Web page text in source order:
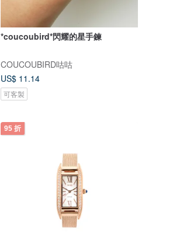
*coucoubird*閃耀的星手鍊
COUCOUBIRD咕咕
US$ 11.14
可客製
95 折